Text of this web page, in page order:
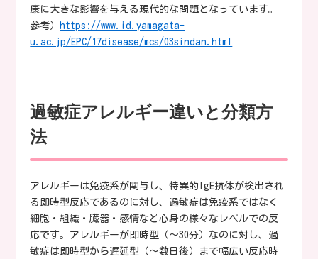
康に大きな影響を与える現代的な問題となっています。
参考）
https://www.id.yamagata-
u.ac.jp/EPC/17disease/mcs/03sindan.html
過敏症アレルギー違いと分類方
法
アレルギーは免疫系が関与し、特異的IgE抗体が検出され
る即時型反応であるのに対し、過敏症は免疫系ではなく
細胞・組織・臓器・感情など心身の様々なレベルでの反
応です。アレルギーが即時型（～30分）なのに対し、過
敏症は即時型から遅延型（～数日後）まで幅広い反応時